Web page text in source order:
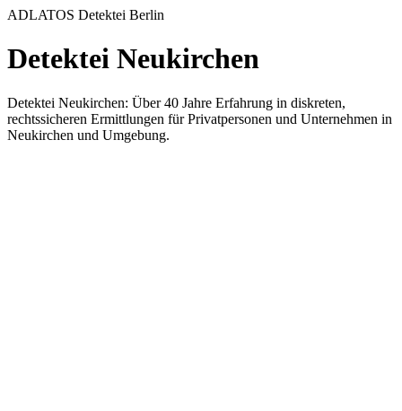
ADLATOS Detektei Berlin
Detektei Neukirchen
Detektei Neukirchen: Über 40 Jahre Erfahrung in diskreten,
rechtssicheren Ermittlungen für Privatpersonen und Unternehmen in
Neukirchen und Umgebung.